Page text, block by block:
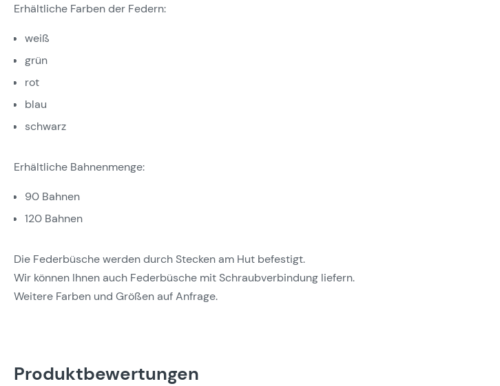
Erhältliche Farben der Federn:
weiß
grün
rot
blau
schwarz
Erhältliche Bahnenmenge:
90 Bahnen
120 Bahnen
Die Federbüsche werden durch Stecken am Hut befestigt.
Wir können Ihnen auch Federbüsche mit Schraubverbindung liefern.
Weitere Farben und Größen auf Anfrage.
Produktbewertungen